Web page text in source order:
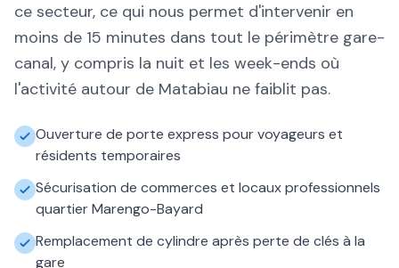
ce secteur, ce qui nous permet d'intervenir en
moins de 15 minutes dans tout le périmètre gare-
canal, y compris la nuit et les week-ends où
l'activité autour de Matabiau ne faiblit pas.
Ouverture de porte express pour voyageurs et
résidents temporaires
Sécurisation de commerces et locaux professionnels
quartier Marengo-Bayard
Remplacement de cylindre après perte de clés à la
gare